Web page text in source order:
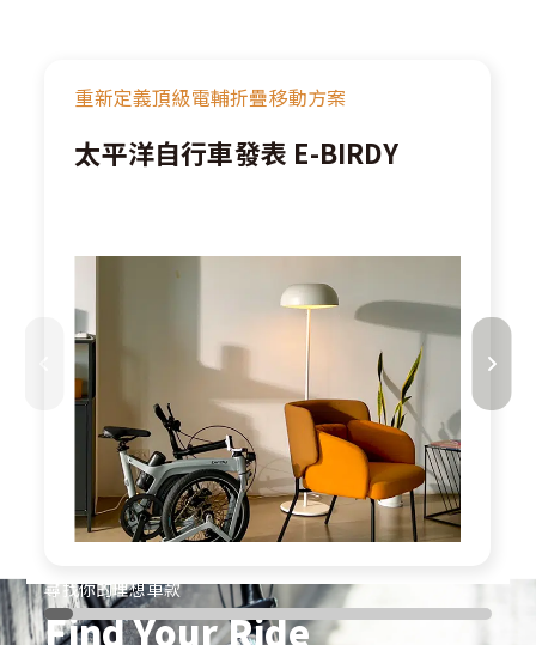
重新定義頂級電輔折疊移動方案
太平洋自行車發表 E-BIRDY
尋找你的理想車款
Find Your Ride